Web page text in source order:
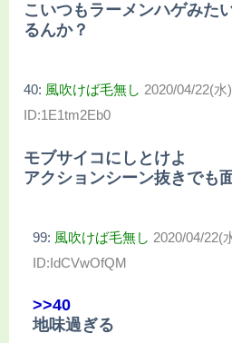
こいつもラーメンハゲみた
るんか？
40: 風吹けば毛無し 2020/04/22(水
ID:1E1tm2Eb0
モブサイコにしとけよ
アクションシーン抜きでも
99: 風吹けば毛無し 2020/04/22(
ID:IdCVwOfQM
>>40
地味過ぎる